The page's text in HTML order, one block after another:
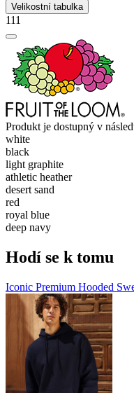
Velikostní tabulka
111
Produkt je dostupný v
white
black
light graphite
athletic heather
desert sand
red
royal blue
deep navy
Hodí se k tomu
Iconic Premium Hooded